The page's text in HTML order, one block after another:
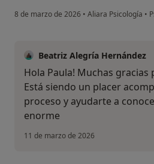
8 de marzo de 2026 • Aliara Psicología •
Beatriz Alegría Hernández
Hola Paula! Muchas
Está siendo un placer
proceso y ayudarte a
enorme
11 de marzo de 2026